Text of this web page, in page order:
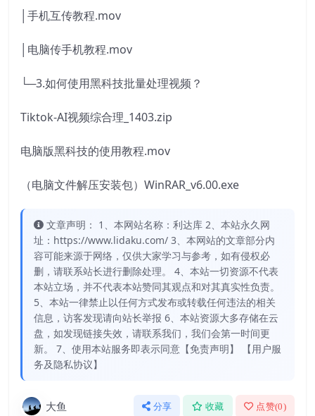
│手机互传教程.mov
│电脑传手机教程.mov
└─3.如何使用黑科技批量处理视频？
Tiktok-AI视频综合理_1403.zip
电脑版黑科技的使用教程.mov
（电脑文件解压安装包）WinRAR_v6.00.exe
文章声明： 1、本网站名称：利达库 2、本站永久网
址：https://www.lidaku.com/ 3、本网站的文章部分内
容可能来源于网络，仅供大家学习与参考，如有侵权必
删，请联系站长进行删除处理。 4、本站一切资源不代表
本站立场，并不代表本站赞同其观点和对其真实性负责。
5、本站一律禁止以任何方式发布或转载任何违法的相关
信息，访客发现请向站长举报 6、本站资源大多存储在云
盘，如发现链接失效，请联系我们，我们会第一时间更
新。 7、使用本站服务即表示同意【免责声明】 【用户服
务及隐私协议】
大鱼 分享 收藏 点赞(0)